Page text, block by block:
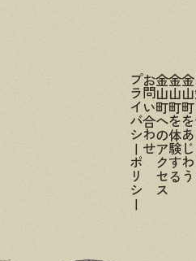
お
金山町
金山町を体験する
金山町へのアクセス
お問い合わせ
プライバシーポリシー